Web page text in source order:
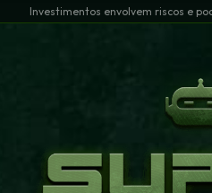
Investimentos envolvem riscos e